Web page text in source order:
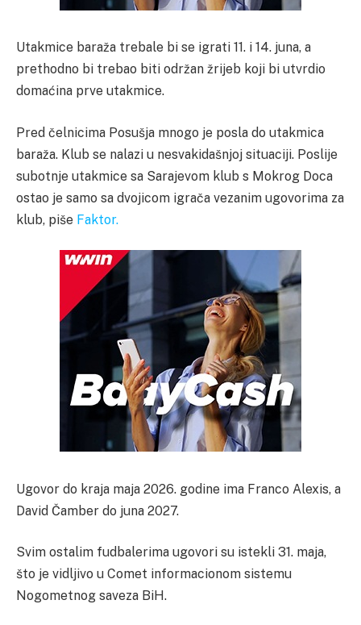
Utakmice baraža trebale bi se igrati 11. i 14. juna, a
prethodno bi trebao biti održan žrijeb koji bi utvrdio
domaćina prve utakmice.
Pred čelnicima Posušja mnogo je posla do utakmica
baraža. Klub se nalazi u nesvakidašnjoj situaciji. Poslije
subotnje utakmice sa Sarajevom klub s Mokrog Doca
ostao je samo sa dvojicom igrača vezanim ugovorima za
klub, piše Faktor.
Ugovor do kraja maja 2026. godine ima Franco Alexis, a
David Čamber do juna 2027.
Svim ostalim fudbalerima ugovori su istekli 31. maja,
što je vidljivo u Comet informacionom sistemu
Nogometnog saveza BiH.